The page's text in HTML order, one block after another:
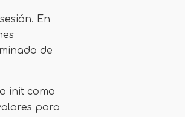
En
de
init como
para